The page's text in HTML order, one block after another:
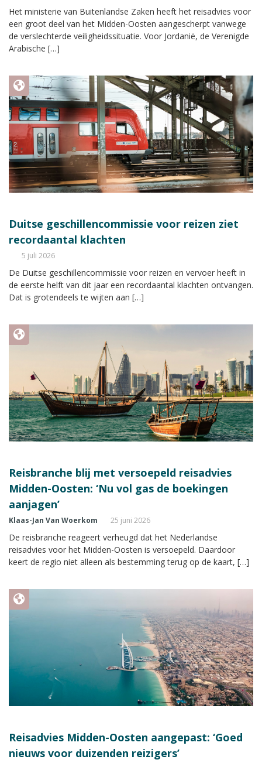
Het ministerie van Buitenlandse Zaken heeft het reisadvies voor
een groot deel van het Midden-Oosten aangescherpt vanwege
de verslechterde veiligheidssituatie. Voor Jordanië, de Verenigde
Arabische […]
Duitse geschillencommissie voor reizen ziet
recordaantal klachten
5 juli 2026
De Duitse geschillencommissie voor reizen en vervoer heeft in
de eerste helft van dit jaar een recordaantal klachten ontvangen.
Dat is grotendeels te wijten aan […]
Reisbranche blij met versoepeld reisadvies
Midden-Oosten: ‘Nu vol gas de boekingen
aanjagen’
Klaas-Jan Van Woerkom 25 juni 2026
De reisbranche reageert verheugd dat het Nederlandse
reisadvies voor het Midden-Oosten is versoepeld. Daardoor
keert de regio niet alleen als bestemming terug op de kaart, […]
Reisadvies Midden-Oosten aangepast: ‘Goed
nieuws voor duizenden reizigers’